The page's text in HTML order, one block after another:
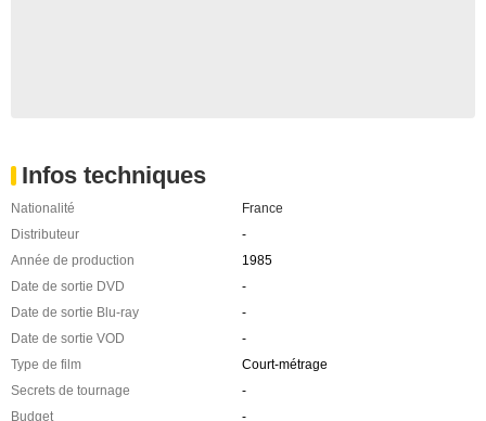
Infos techniques
Nationalité
France
Distributeur
-
Année de production
1985
Date de sortie DVD
-
Date de sortie Blu-ray
-
Date de sortie VOD
-
Type de film
Court-métrage
Secrets de tournage
-
Budget
-